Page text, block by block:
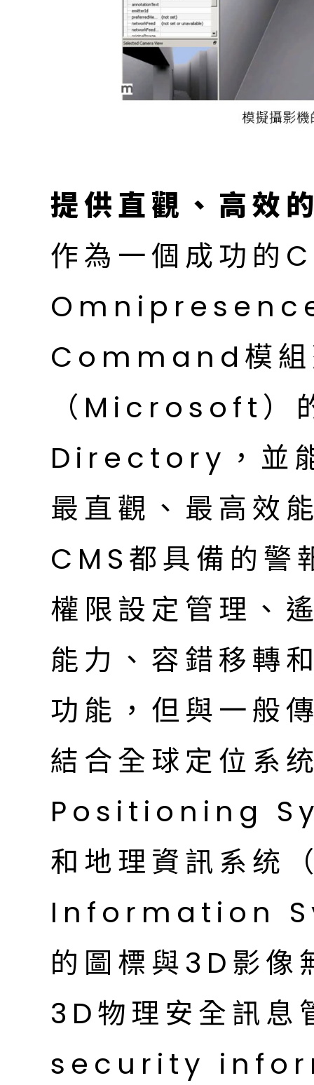
提供直觀、高效
作為一個成功的
Command模組
（Microsoft
Directory，並
最直觀、最高效
CMS都具備的警
權限設定管理、
能力、容錯移轉
功能，但與一般
結合全球定位
Positioning
和地理資訊系
Information
的圖標與3D影像
3D物理安全訊
security